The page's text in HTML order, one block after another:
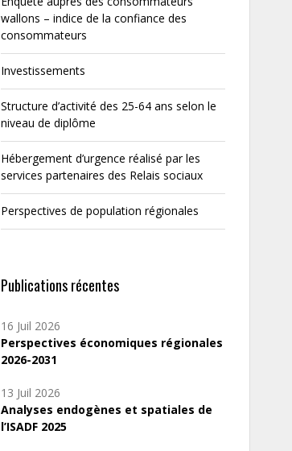
wallons – indice de la confiance des
consommateurs
Investissements
Structure d’activité des 25-64 ans selon le
niveau de diplôme
Hébergement d’urgence réalisé par les
services partenaires des Relais sociaux
Perspectives de population régionales
Publications récentes
16 Juil 2026
Perspectives économiques régionales
2026-2031
13 Juil 2026
Analyses endogènes et spatiales de
l’ISADF 2025